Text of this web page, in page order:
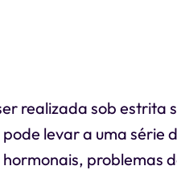
realizada sob estrita
levar a uma série
problemas